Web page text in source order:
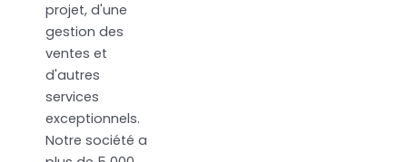
projet, d'une
gestion des
ventes et
d'autres
services
exceptionnels.
Notre société a